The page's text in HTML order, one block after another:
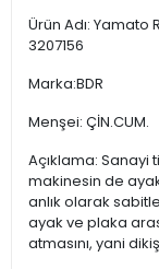
Ürün Adı: Yamato
3207156
Marka:BDR
Menşei: ÇİN.CUM.
Açıklama: Sanayi
makinesin de
anlık olarak
ayak ve plaka
atmasını, yani